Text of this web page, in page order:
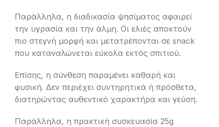
Παράλληλα, η διαδικασία ψησίματος αφαιρεί
την υγρασία και την άλμη. Οι ελιές αποκτούν
πιο στεγνή μορφή και μετατρέπονται σε snack
που καταναλώνεται εύκολα εκτός σπιτιού.
Επίσης, η σύνθεση παραμένει καθαρή και
φυσική. Δεν περιέχει συντηρητικά ή πρόσθετα,
διατηρώντας αυθεντικό χαρακτήρα και γεύση.
Παράλληλα, η πρακτική συσκευασία 25g